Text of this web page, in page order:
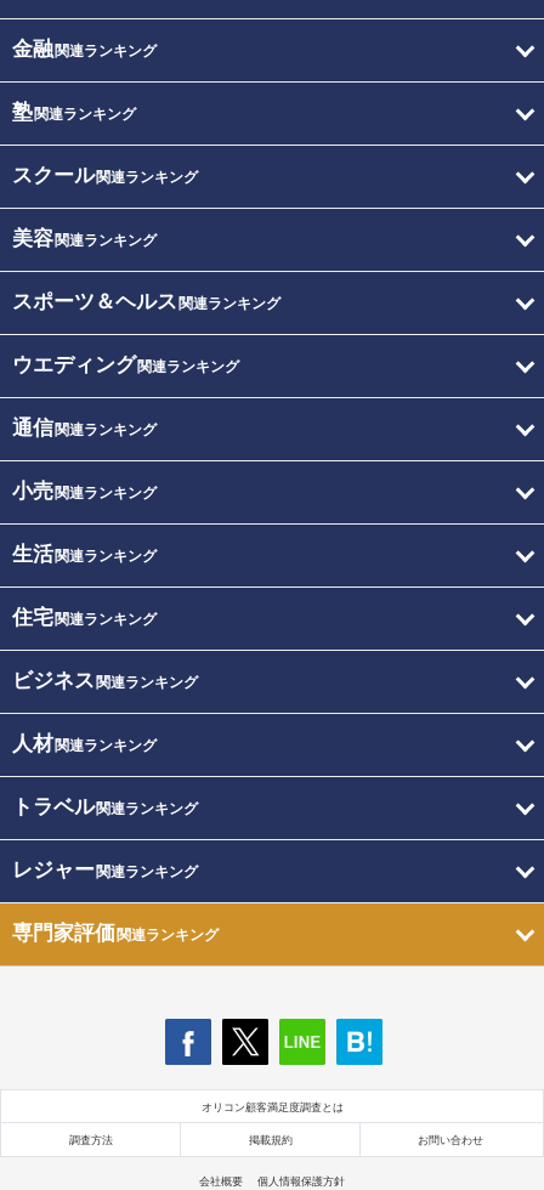
金融関連ランキング
塾関連ランキング
スクール関連ランキング
美容関連ランキング
スポーツ＆ヘルス 関連ランキング
ウエディング関連ランキング
通信関連ランキング
小売関連ランキング
生活関連ランキング
住宅関連ランキング
ビジネス 関連ランキング
人材関連ランキング
トラベル関連ランキング
レジャー関連ランキング
専門家評価関連ランキング
オリコン顧客満足度調査とは
調査方法 掲載規約 お問い合わせ
会社概要 個人情報保護方針